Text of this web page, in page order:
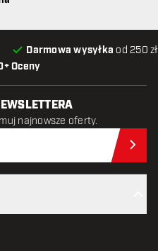
Oceny
Darmowa wysyłka od 250
najnowsze oferty.